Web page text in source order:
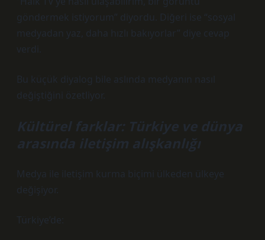
göndermek istiyorum” diyordu. Diğeri ise “sosyal
medyadan yaz, daha hızlı bakıyorlar” diye cevap
verdi.
Bu küçük diyalog bile aslında medyanın nasıl
değiştiğini özetliyor.
Kültürel farklar: Türkiye ve dünya
arasında iletişim alışkanlığı
Medya ile iletişim kurma biçimi ülkeden ülkeye
değişiyor.
Türkiye’de: